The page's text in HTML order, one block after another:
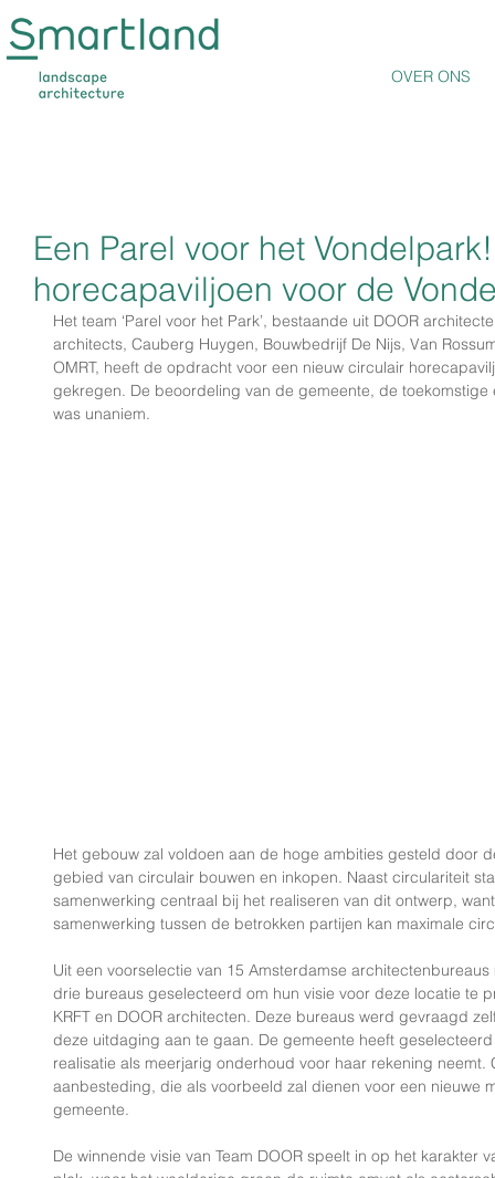
OVER ONS
Een Parel voor het
horecapaviljoen voor de
Het team ‘Parel voor het Park’, bestaande uit DOOR
architects, Cauberg Huygen, Bouwbedrijf De Nijs, Van
OMRT, heeft de opdracht voor een nieuw circulair
gekregen. De beoordeling van de gemeente, de
was unaniem.
Het gebouw zal voldoen aan de hoge ambities gesteld door
gebied van circulair bouwen en inkopen. Naast circulariteit
samenwerking centraal bij het realiseren van dit ontwerp,
samenwerking tussen de betrokken partijen kan maximale
Uit een voorselectie van 15 Amsterdamse
drie bureaus geselecteerd om hun visie voor deze locatie te
KRFT en DOOR architecten. Deze bureaus werd gevraagd
deze uitdaging aan te gaan. De gemeente heeft
realisatie als meerjarig onderhoud voor haar rekening
aanbesteding, die als voorbeeld zal dienen voor een nieuwe
gemeente.
De winnende visie van Team DOOR speelt in op het karakter